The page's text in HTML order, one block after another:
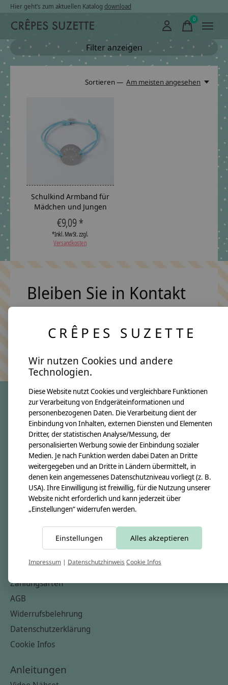
Hier geht’s zum aktuellen Katalog download
0items
Filter anzeigen
Sortieren — Am meisten angesehen
Schulkind Armband für
Mädchen und Jungen
€9,09 *
*Inkl. MwSt. zzgl.
Versandkosten
Bleiben Sie in Kontakt
crêpes suzette
Über uns
Unsere Creppies
Nähkästchen
Unsere Stoffe
Impressum
Versandkosten & Rücksendungen
Zahlungsarten
AGB
Widerrufsbelehrung
Datenschutzerklärung
Cookie Infos
Anleitungen
CRÊPES SUZETTE
Wir nutzen Cookies und andere
Technologien.
Diese Website nutzt Cookies und vergleichbare Funktionen
zur Verarbeitung von Endgeräteinformationen und
personenbezogenen Daten. Die Verarbeitung dient der
Einbindung von Inhalten, externen Diensten und Elementen
Dritter, der statistischen Analyse/Messung, der
personalisierten Werbung sowie der Einbindung sozialer
Medien. Je nach Funktion werden dabei Daten an Dritte
weitergegeben und an Dritte in Ländern übermittelt, in
denen kein angemessenes Datenschutzniveau vorliegt (z. B.
USA). Ihre Einwilligung ist freiwillig, für die Nutzung unserer
Website nicht erforderlich und kann jederzeit über
„Einstellungen“ widerrufen werden.
Einstellungen Alles akzeptieren
Impressum | DatenschutzhinweisCookie Infos